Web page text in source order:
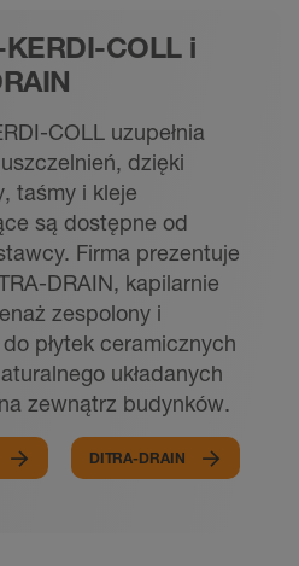
COLL i
COLL uzupełnia
dzięki
taśmy i kleje
są dostępne od
Firma prezentuje
DRAIN, kapilarnie
zespolony i
płytek ceramicznych
układanych
zewnątrz budynków.
DITRA-DRAIN